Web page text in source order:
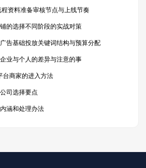
资料准备审核节点与上线节奏
的选择不同阶段的实战对策
告基础投放关键词结构与预算分配
业与个人的差异与注意的事
台商家的进入方法
司选择要点
涵和处理办法